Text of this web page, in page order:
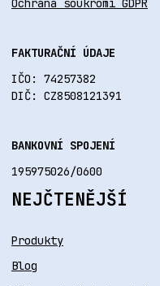
Ochrana soukromí GDPR
FAKTURAČNÍ ÚDAJE
IČO: 74257382
DIČ: CZ8508121391
BANKOVNÍ SPOJENÍ
195975026/0600
NEJČTENĚJŠÍ
Produkty
Blog